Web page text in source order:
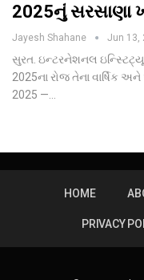
2025નું
Jayesh Shahane Jun 13,
સુરત. ઇન્ટરનેશનલ
2025ના રોજ તેના વાર્ષિક
2025 —…
HOME
PRIVACY